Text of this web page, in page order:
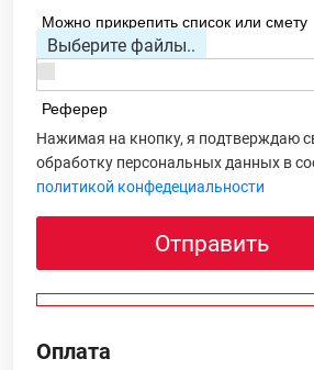
Можно прикрепить список или смету
Выберите файлы..
Реферер
Нажимая на кнопку, я подтверждаю
обработку персональных данных в
политикой конфедециальности
Отправить
Оплата